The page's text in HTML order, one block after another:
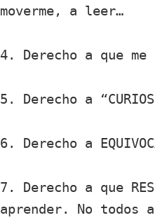
moverme, a leer…
4. Derecho a que me
5. Derecho a
6. Derecho a
7. Derecho a que
aprender. No todos